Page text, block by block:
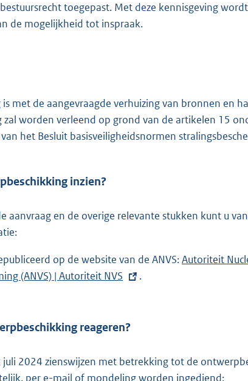
toegepast. Met deze kennisgeving
de mogelijkheid tot inspraak.
met de aangevraagde verhuizing van bronnen en
zal worden verleend op grond van de artikelen 15
het Besluit basisveiligheidsnormen
inzien?
aanvraag en de overige relevante stukken kunt u
op de website van de ANVS:E
e
l
Autoriteit
(ANVS) | Autoriteit NVS
.
reageren?
2024 zienswijzen met betrekking tot de
per e-mail of mondeling worden ingediend: